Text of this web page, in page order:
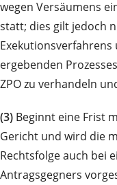
wegen Versäumens
statt; dies gilt jedoch
Exekutionsverfahrens
ergebenden
ZPO zu verhandeln
(3) Beginnt eine Frist
Gericht und wird die
Rechtsfolge auch bei
Antragsgegners